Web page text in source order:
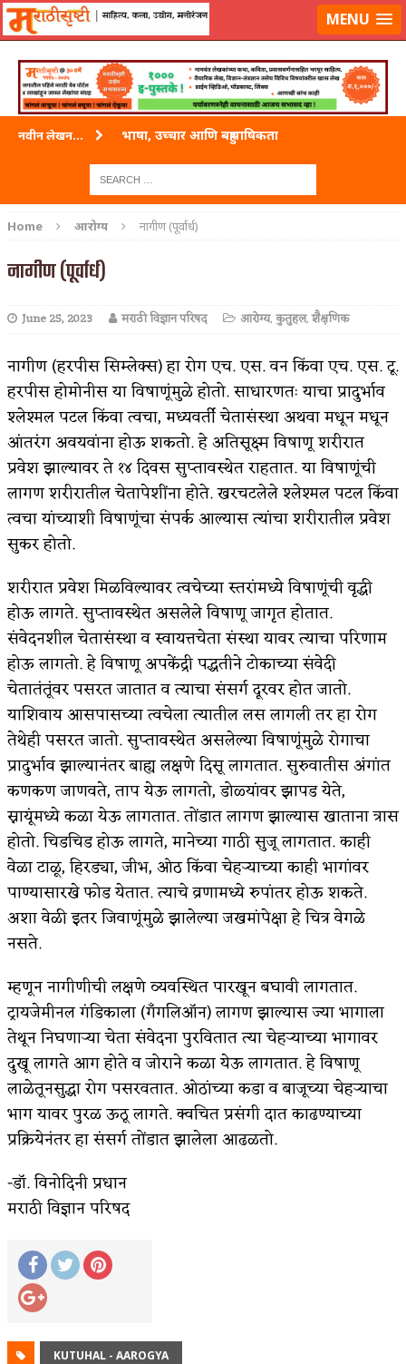
लॉग-इन करा|लेखक नोंदणी कराMENU
नवीन लेखन... भाषा, उच्चार आणि बहुभाषिकता
ताम्र – एक अफलातून धातू (COPPER)
पाटलाची विहीर
शपथ
पुस्तके बदलायची आहेत तुम्हाला!
किती घोषणांचा पाऊस होता
कसं हुईन तं हू माय…
काळजाचे प्रेत
आदिवासींचा डॉक्टर, समाजसेवेचा ध्यास : डॉ. राहुल
जोशी
डेंग्यू: ताप उतरला म्हणजे धोका टळला असे नाही!
४ जुलै – इतिहासात घडलेल्या महत्त्वाच्या घटना
सुवर्ण – झळाळी
‘अर्थ’पूर्ण हास्य
अष्टपैलू : खंडू रांगणेकर
अपूर्ण कथा
बुडीच खटलं – संयुक्त कुटुंब का गरजेचं?
Home आरोग्य नागीण (पूर्वार्ध)
नागीण (पूर्वार्ध)
June 25, 2023 मराठी विज्ञान परिषद आरोग्य,कुतुहल,शैक्षणिक
नागीण (हरपीस सिम्लेक्स) हा रोग एच. एस. वन किंवा एच. एस. टू.
हरपीस होमोनीस या विषाणूंमुळे होतो. साधारणतः याचा प्रादुर्भाव
श्लेश्मल पटल किंवा त्वचा, मध्यवर्ती चेतासंस्था अथवा मधून मधून
आंतरंग अवयवांना होऊ शकतो. हे अतिसूक्ष्म विषाणू शरीरात
प्रवेश झाल्यावर ते १४ दिवस सुप्तावस्थेत राहतात. या विषाणूंची
लागण शरीरातील चेतापेशींना होते. खरचटलेले श्लेश्मल पटल किंवा
त्वचा यांच्याशी विषाणूंचा संपर्क आल्यास त्यांचा शरीरातील प्रवेश
सुकर होतो.
शरीरात प्रवेश मिळविल्यावर त्वचेच्या स्तरांमध्ये विषाणूंची वृद्धी
होऊ लागते. सुप्तावस्थेत असलेले विषाणू जागृत होतात.
संवेदनशील चेतासंस्था व स्वायत्तचेता संस्था यावर त्याचा परिणाम
होऊ लागतो. हे विषाणू अपकेंद्री पद्धतीने टोकाच्या संवेदी
चेतातंतूंवर पसरत जातात व त्याचा संसर्ग दूरवर होत जातो.
याशिवाय आसपासच्या त्वचेला त्यातील लस लागली तर हा रोग
तेथेही पसरत जातो. सुप्तावस्थेत असलेल्या विषाणूंमुळे रोगाचा
प्रादुर्भाव झाल्यानंतर बाह्य लक्षणे दिसू लागतात. सुरुवातीस अंगांत
कणकण जाणवते, ताप येऊ लागतो, डोळ्यांवर झापड येते,
स्नायूंमध्ये कळा येऊ लागतात. तोंडात लागण झाल्यास खाताना त्रास
होतो. चिडचिड होऊ लागते, मानेच्या गाठी सुजू लागतात. काही
वेळा टाळू, हिरड्या, जीभ, ओठ किंवा चेहऱ्याच्या काही भागांवर
पाण्यासारखे फोड येतात. त्याचे व्रणामध्ये रुपांतर होऊ शकते.
अशा वेळी इतर जिवाणूंमुळे झालेल्या जखमांपेक्षा हे चित्र वेगळे
नसते.
म्हणून नागीणीची लक्षणे व्यवस्थित पारखून बघावी लागतात.
ट्रायजेमीनल गंडिकाला (गँगलिऑन) लागण झाल्यास ज्या भागाला
तेथून निघणाऱ्या चेता संवेदना पुरवितात त्या चेहऱ्याच्या भागावर
दुखू लागते आग होते व जोराने कळा येऊ लागतात. हे विषाणू
लाळेतूनसुद्धा रोग पसरवतात. ओठांच्या कडा व बाजूच्या चेहऱ्याचा
भाग यावर पुरळ ऊठू लागते. क्वचित प्रसंगी दात काढण्याच्या
प्रक्रियेनंतर हा संसर्ग तोंडात झालेला आढळतो.
-डॉ. विनोदिनी प्रधान
मराठी विज्ञान परिषद
KUTUHAL - AAROGYA